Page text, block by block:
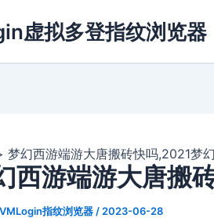
虚拟多登指纹浏览器
梦幻西游端游大唐搬砖快吗,2021梦
西游端游大唐搬
VMLogin指纹浏览器 / 2023-06-28